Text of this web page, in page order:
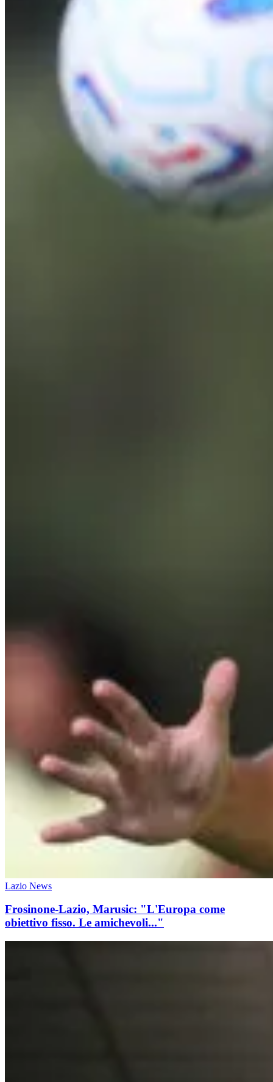
Lazio News
Frosinone-Lazio, Marusic: "L'Europa come
obiettivo fisso. Le amichevoli..."